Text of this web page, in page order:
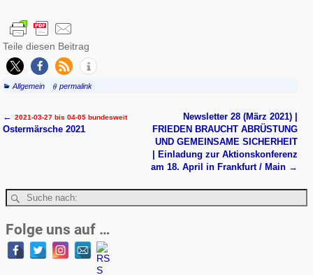
Teile diesen Beitrag
Allgemein permalink
Artikelnavigation
← 2021-03-27 bis 04-05 bundesweit
Ostermärsche 2021
Newsletter 28 (März 2021) |
FRIEDEN BRAUCHT ABRÜSTUNG
UND GEMEINSAME SICHERHEIT
| Einladung zur Aktionskonferenz
am 18. April in Frankfurt / Main →
Folge uns auf …